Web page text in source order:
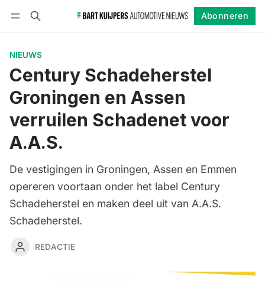
Abonneren
NIEUWS
Century Schadeherstel
Groningen en Assen
verruilen Schadenet voor
A.A.S.
De vestigingen in Groningen, Assen en Emmen
opereren voortaan onder het label Century
Schadeherstel en maken deel uit van A.A.S.
Schadeherstel.
REDACTIE